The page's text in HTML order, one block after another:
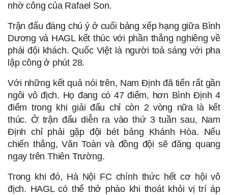
nhờ công của Rafael Son.
Trận đấu đáng chú ý ở cuối bảng xếp hạng giữa Bình
Dương và HAGL kết thúc với phần thắng nghiêng về
phái đội khách. Quốc Việt là người toả sáng với pha
lập công ở phút 28.
Với những kết quả nói trên, Nam Định đã tiến rất gần
ngôi vô địch. Họ đang có 47 điểm, hơn Bình Định 4
điểm trong khi giải đấu chỉ còn 2 vòng nữa là kết
thúc. Ở trận đấu diễn ra vào thứ 3 tuần sau, Nam
Định chỉ phải gặp đội bét bảng Khánh Hòa. Nếu
chiến thắng, Văn Toàn và đồng đội sẽ đăng quang
ngay trên Thiên Trường.
Trong khi đó, Hà Nội FC chính thức hết cơ hội vô
địch. HAGL có thể thở phào khi thoát khỏi vị trí áp